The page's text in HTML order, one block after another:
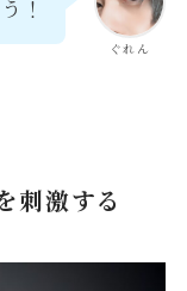
ぐれん
！
刺激する